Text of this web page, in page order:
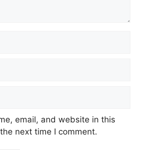
email, and website in this
next time I comment.